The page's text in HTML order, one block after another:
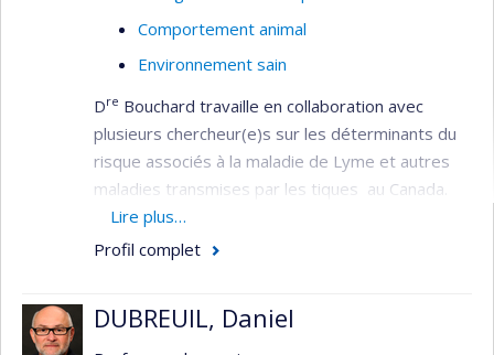
Comportement animal
Environnement sain
Dre Bouchard travaille en collaboration avec
plusieurs chercheur(e)s sur les déterminants du
risque associés à la maladie de Lyme et autres
maladies transmises par les tiques au Canada.
Son travail consiste à comprendre où se
retrouvent les tiques et plus particulièrement
le contexte des changements climatiques. Elle
Lire plus…
Profil complet
DUBREUIL, Daniel